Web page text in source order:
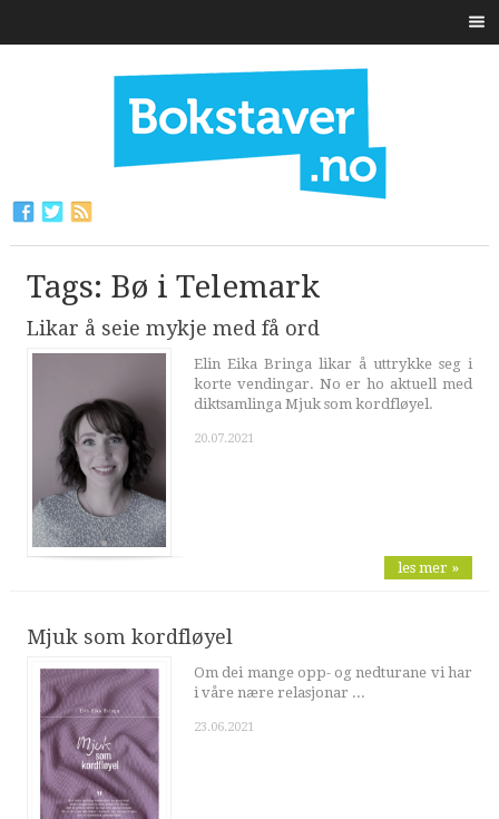
Tags: Bø i Telemark
Likar å seie mykje med få ord
Elin Eika Bringa likar å uttrykke seg i
korte vendingar. No er ho aktuell med
diktsamlinga Mjuk som kordfløyel.
20.07.2021
les mer »
Mjuk som kordfløyel
Om dei mange opp- og nedturane vi har
i våre nære relasjonar ...
23.06.2021